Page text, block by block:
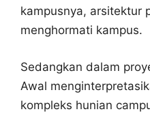
kampusnya, arsitektur
menghormati kampus.
Sedangkan dalam
Awal
kompleks hunian